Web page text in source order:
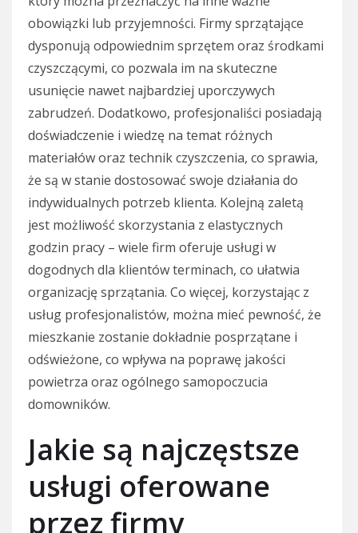
obowiązki lub przyjemności. Firmy sprzątające
dysponują odpowiednim sprzętem oraz środkami
czyszczącymi, co pozwala im na skuteczne
usunięcie nawet najbardziej uporczywych
zabrudzeń. Dodatkowo, profesjonaliści posiadają
doświadczenie i wiedzę na temat różnych
materiałów oraz technik czyszczenia, co sprawia,
że są w stanie dostosować swoje działania do
indywidualnych potrzeb klienta. Kolejną zaletą
jest możliwość skorzystania z elastycznych
godzin pracy – wiele firm oferuje usługi w
dogodnych dla klientów terminach, co ułatwia
organizację sprzątania. Co więcej, korzystając z
usług profesjonalistów, można mieć pewność, że
mieszkanie zostanie dokładnie posprzątane i
odświeżone, co wpływa na poprawę jakości
powietrza oraz ogólnego samopoczucia
domowników.
Jakie są najczęstsze
usługi oferowane
przez firmy